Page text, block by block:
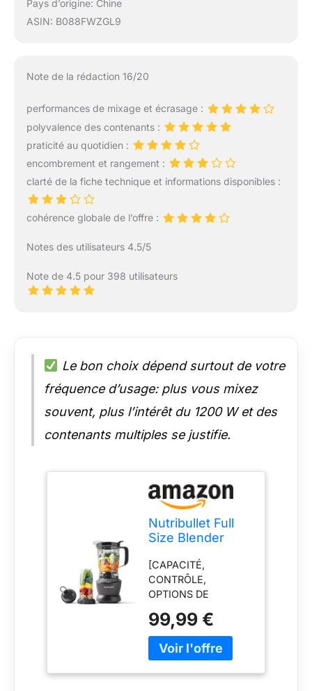
Pays d’origine: Chine
ASIN: B088FWZGL9
Note de la rédaction 16/20
performances de mixage et écrasage :
polyvalence des contenants :
praticité au quotidien :
encombrement et rangement :
clarté de la fiche technique et informations disponibles :
cohérence globale de l’offre :
Notes des utilisateurs 4.5/5
Note de 4.5 pour 398 utilisateurs
Le bon choix dépend surtout de votre
fréquence d’usage: plus vous mixez
souvent, plus l’intérêt du 1200 W et des
contenants multiples se justifie.
Nutribullet Full
Size Blender
électrique,
broyeur
multifonctionnel,
professionnel,
puissance 1200
Watt, carafe 1,9l,
verres 946ml et
710ml, noir,
[CAPACITÉ,
CONTRÔLE,
OPTIONS DE
RÉSISTANCE À LA
CHALEUR] Avec son
puissant moteur de
99,99 €